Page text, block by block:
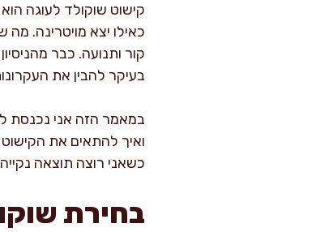
קישוט שוקולד לעוגה
כאילו יצא מויטרינה.
קור ותנועה. כבר
בעיקר להבין את
במאמר הזה אני נכנסת
ואיך להתאים את
כשאני רוצה תוצאה
בחירת